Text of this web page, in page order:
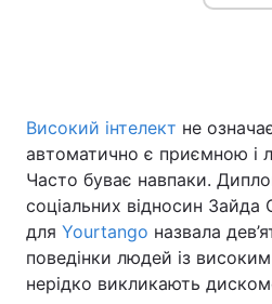
Головна
Україна
Економіка
Спорт
Високий інтелект не
автоматично є приємною і
Часто буває навпаки.
соціальних відносин Зайда
для Yourtango назвала
поведінки людей із високим
нерідко викликають